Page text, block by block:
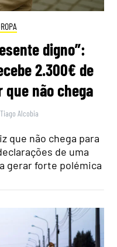
digno”:
2.300€ de
não chega
Tiago Alcobia
que não chega para
de uma
gerar forte polémica